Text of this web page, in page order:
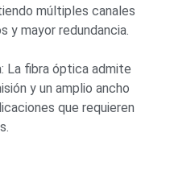
múltiples canales
y mayor redundancia.
La fibra óptica admite
y un amplio ancho
que requieren